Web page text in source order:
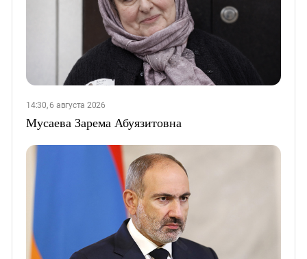
14:30, 6 августа 2026
Мусаева Зарема Абуязитовна